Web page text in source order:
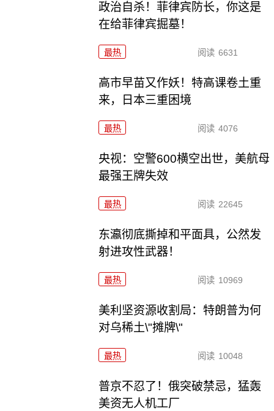
政治自杀！菲律宾防长，你这是
在给菲律宾掘墓！
最热 阅读 6631
高市早苗又作妖！特高课卷土重
来，日本三重困境
最热 阅读 4076
央视：空警600横空出世，美航母
最强王牌失效
最热 阅读 22645
东瀛彻底撕掉和平面具，公然发
射进攻性武器！
最热 阅读 10969
美利坚资源收割局：特朗普为何
对乌稀土\"摊牌\"
最热 阅读 10048
普京不忍了！俄突破禁忌，猛轰
美资无人机工厂